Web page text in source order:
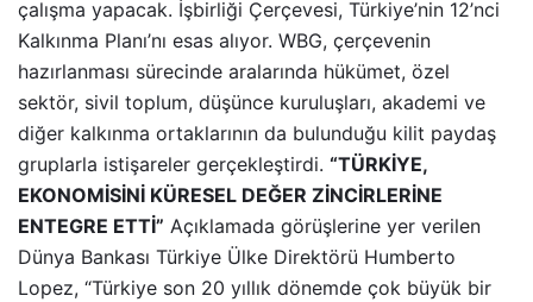
çalışma yapacak. İşbirliği Çerçevesi, Türkiye’nin 12’nci
Kalkınma Planı’nı esas alıyor. WBG, çerçevenin
hazırlanması sürecinde aralarında hükümet, özel
sektör, sivil toplum, düşünce kuruluşları, akademi ve
diğer kalkınma ortaklarının da bulunduğu kilit paydaş
gruplarla istişareler gerçekleştirdi. “TÜRKİYE,
EKONOMİSİNİ KÜRESEL DEĞER ZİNCİRLERİNE
ENTEGRE ETTİ” Açıklamada görüşlerine yer verilen
Dünya Bankası Türkiye Ülke Direktörü Humberto
Lopez, “Türkiye son 20 yıllık dönemde çok büyük bir